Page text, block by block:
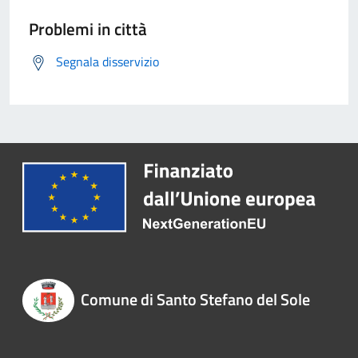
Problemi in città
Segnala disservizio
Comune di Santo Stefano del Sole